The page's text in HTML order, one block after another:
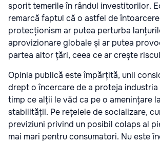
sporit temerile în rândul investitorilor.
remarcă faptul că o astfel de
protecționism ar putea perturba
aprovizionare globale și ar putea
partea altor țări, ceea ce ar crește
Opinia publică este împărțită, unii
drept o încercare de a proteja industria
timp ce alții le văd ca pe o amenințare
stabilității. Pe rețelele de socializare,
previziuni privind un posibil colaps al
mai mari pentru consumatori. Nu este